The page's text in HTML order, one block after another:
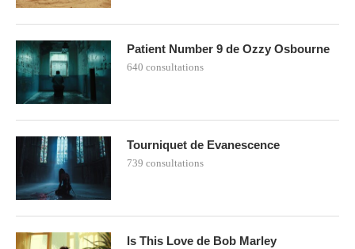
Patient Number 9 de Ozzy Osbourne
640 consultations
Tourniquet de Evanescence
739 consultations
Is This Love de Bob Marley